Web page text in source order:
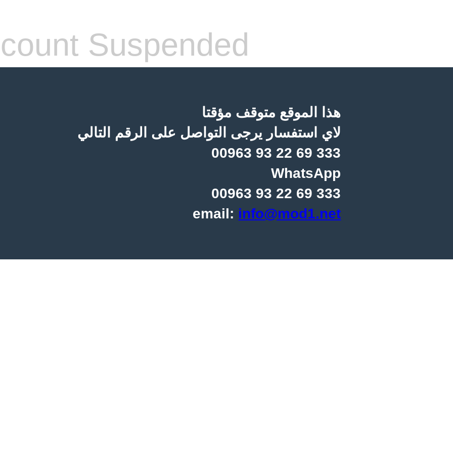
Suspended
هذا الموقع متوقف مؤقتا
لاي استفسار يرجى التواصل على الرقم التالي
00963 93 22 69 333
WhatsApp
00963 93 22 69 333
email: info@mod1.net